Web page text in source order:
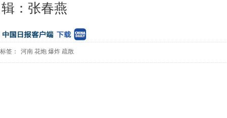
辑：张春燕
标签： 河南 花炮 爆炸 疏散